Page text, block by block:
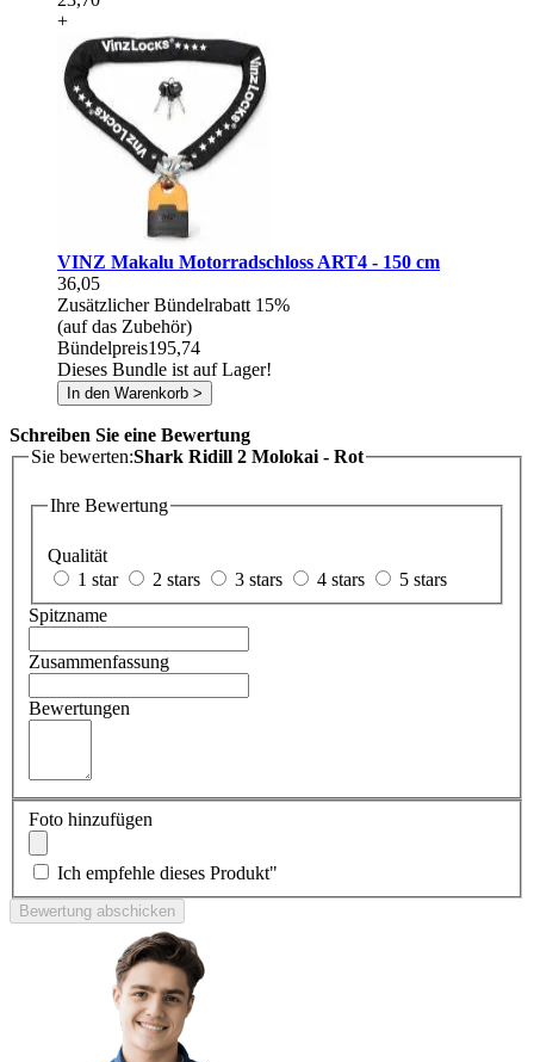
+
VINZ Makalu Motorradschloss ART4 - 150 cm
36,05
Zusätzlicher Bündelrabatt 15%
(auf das Zubehör)
Bündelpreis195,74
Dieses Bundle ist auf Lager!
In den Warenkorb >
Schreiben Sie eine Bewertung
Sie bewerten:Shark Ridill 2 Molokai - Rot
Ihre Bewertung
Qualität
1 star
2 stars 3 stars 4 stars
5 stars
Spitzname
Zusammenfassung
Bewertungen
Foto hinzufügen
Ich empfehle dieses Produkt"
Bewertung abschicken